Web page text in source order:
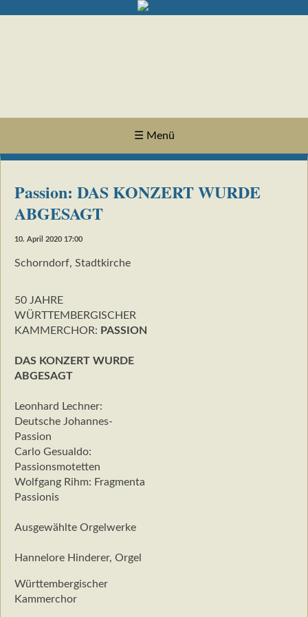
☰ Menü
Passion: DAS KONZERT WURDE
ABGESAGT
10. April 2020 17:00
Schorndorf, Stadtkirche
50 JAHRE
WÜRTTEMBERGISCHER
KAMMERCHOR: PASSION
DAS KONZERT WURDE
ABGESAGT
Leonhard Lechner:
Deutsche Johannes-
Passion
Carlo Gesualdo:
Passionsmotetten
Wolfgang Rihm: Fragmenta
Passionis
Ausgewählte Orgelwerke
Hannelore Hinderer, Orgel
Württembergischer
Kammerchor